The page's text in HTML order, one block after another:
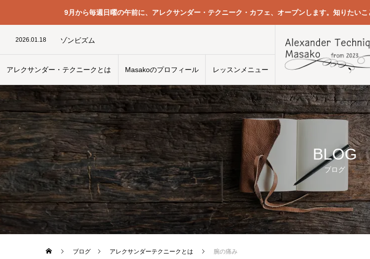
9月から毎週日曜の午前に、アレクサンダー・テクニーク・カフェ、オープンします。知りたい
アレクサンダー・テクニークとは Masakoのプロフィール レッスンメニュー
2024.12.14 キャッチボール
2024.08.7 防ぐべきことを起こさないために
2023.12.25 右に傾いているのを左に傾けることで治るとは限らないということ
2024.04.26 串打ち見直し
2024.11.11 拮抗するように考える
2024.12.5 生き生きとしていること
2024.12.14 キャッチボール
2026.01.18 ゾンビズム
BLOG
ブログ
ブログ アレクサンダーテクニークとは 腕の痛み